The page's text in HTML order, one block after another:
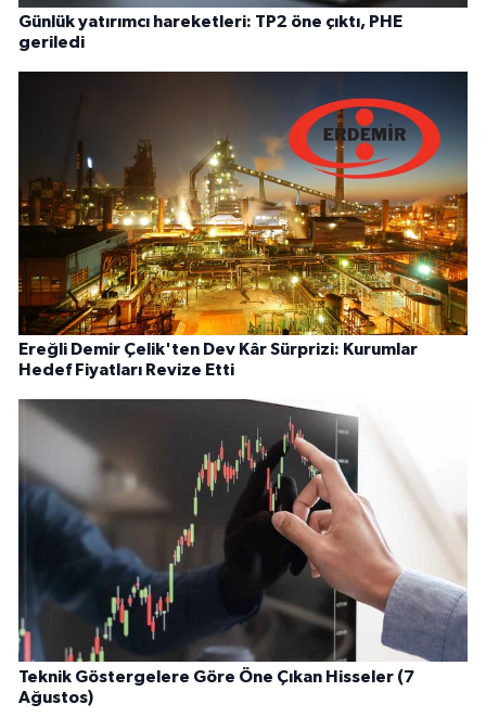
Günlük yatırımcı hareketleri: TP2 öne çıktı, PHE
geriledi
Ereğli Demir Çelik'ten Dev Kâr Sürprizi: Kurumlar
Hedef Fiyatları Revize Etti
Teknik Göstergelere Göre Öne Çıkan Hisseler (7
Ağustos)